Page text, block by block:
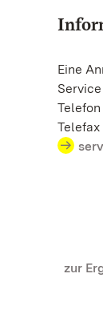
Eine
Telefax
zur